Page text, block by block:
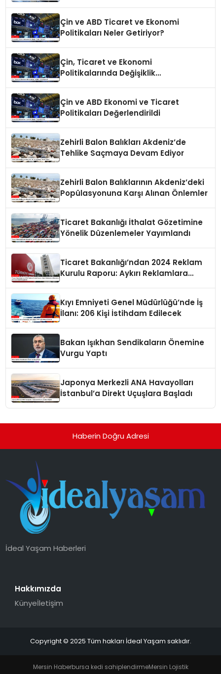
Çin ve ABD Ticaret ve Ekonomi
Politikaları Neler Getiriyor?
Çin, Ticaret ve Ekonomi
Politikalarında Değişiklik
Çin ve ABD Ekonomi ve Ticaret
Politikaları Değerlendirildi
Zehirli Balon Balıkları Akdeniz’de
Tehlike Saçmaya Devam Ediyor
Zehirli Balon Balıklarının Akdeniz’deki
Popülasyonuna Karşı Alınan Önlemler
Ticaret Bakanlığı İthalat Gözetimine
Yönelik Düzenlemeler Yayımlandı
Ticaret Bakanlığı’ndan 2024 Reklam
Kurulu Raporu: Aykırı Reklamlara
Kıyı Emniyeti Genel Müdürlüğü’nde İş
İlanı: 206 Kişi İstihdam Edilecek
Bakan Işıkhan Sendikaların Önemine
Vurgu Yaptı
Japonya Merkezli ANA Havayolları
İstanbul’a Direkt Uçuşlara Başladı
Haberin Doğru Adresi
İdeal Yaşam Haberleri
Hakkımızda
Künyeİletişim
Copyright © 2025 Tüm hakları İdeal Yaşam saklıdır.
Mersin Haberbursa kedi sahiplendirmeMersin Lojistik